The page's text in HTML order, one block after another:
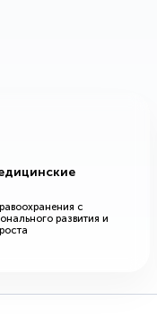
с
развития и